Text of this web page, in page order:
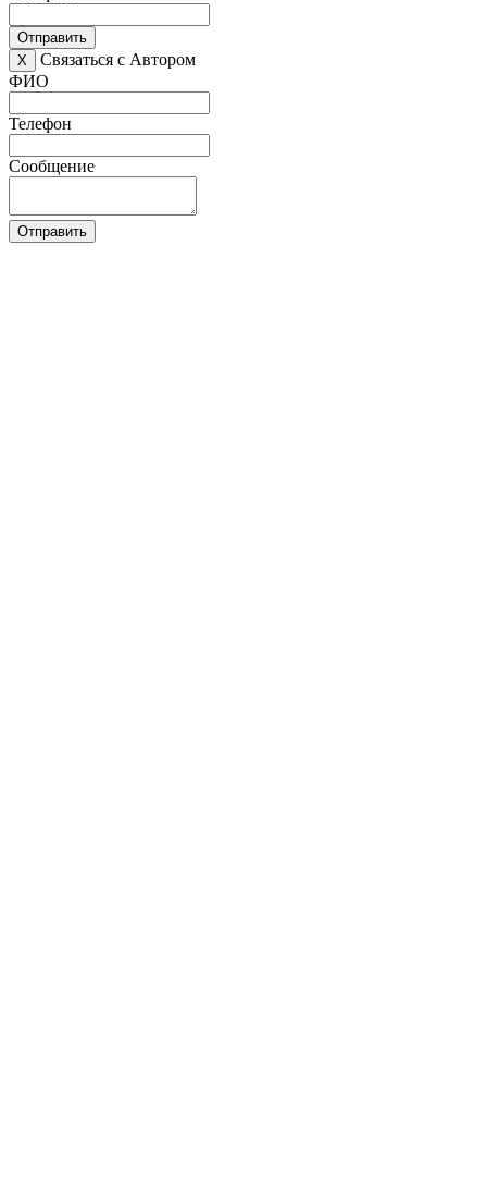
Отправить
X
Связаться с Автором
ФИО
Телефон
Сообщение
Отправить